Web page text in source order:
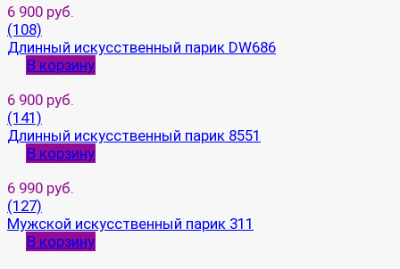
6 900 руб.
(108)
Длинный искусственный парик DW686
В корзину
6 900 руб.
(141)
Длинный искусственный парик 8551
В корзину
6 990 руб.
(127)
Мужской искусственный парик 311
В корзину